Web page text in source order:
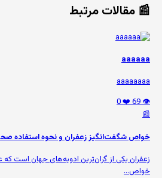
📰 مقالات مرتبط
aaaaaa
aaaaaaaa
👁️ 69
❤️ 0
📰
خواص شگفت‌انگیز زعفران و نحوه استفاده
زعفران یکی از گران‌ترین ادویه‌های جهان است
خواص...